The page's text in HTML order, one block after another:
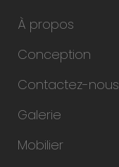
À propos
Conception
Contactez-nous
Galerie
Mobilier